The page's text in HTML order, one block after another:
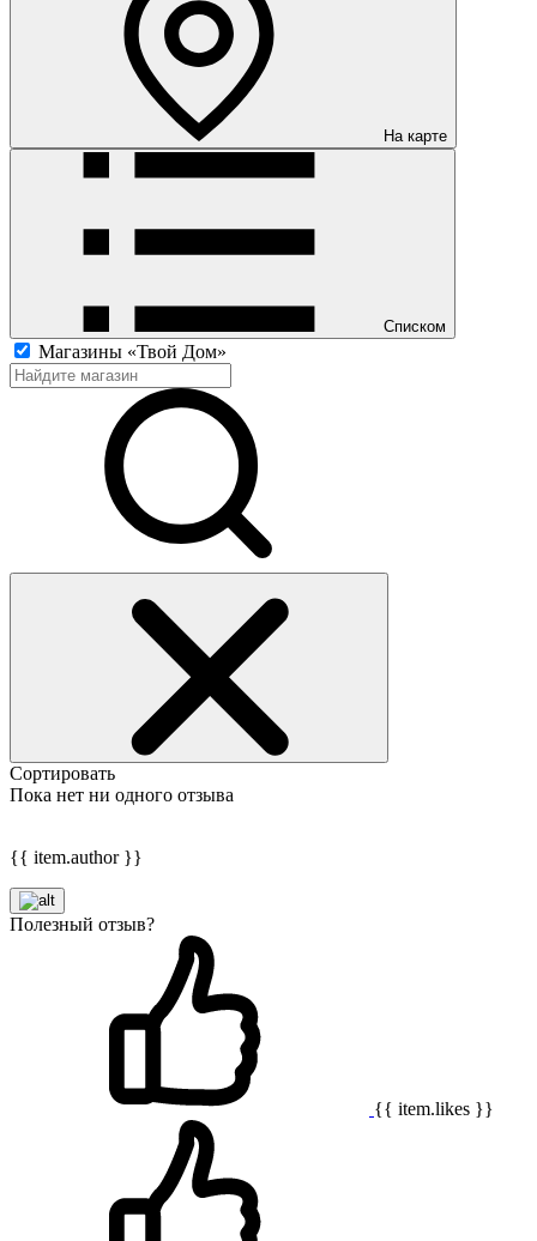
На карте
Списком
Магазины «Твой Дом»
Сортировать
Пока нет ни одного отзыва
{{ item.author }}
Полезный отзыв?
{{ item.likes }}